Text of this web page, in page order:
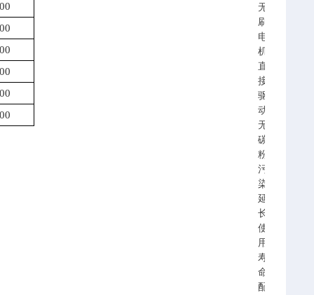
无
刷
电
机
直
接
驱
动、
无
碳
粉
污
染、
延
长
使
用
寿
命、
配